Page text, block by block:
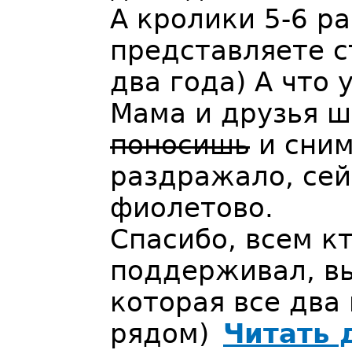
А кролики 5-6
представляете
два года) А что
Мама и друзья
поносишь и
раздражало,
фиолетово.
Спасибо, всем
поддерживал,
которая все
рядом) Читать